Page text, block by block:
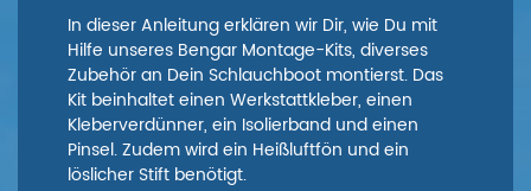
In dieser Anleitung erklären wir Dir, wie Du mit
Hilfe unseres Bengar Montage-Kits, diverses
Zubehör an Dein Schlauchboot montierst. Das
Kit beinhaltet einen Werkstattkleber, einen
Kleberverdünner, ein Isolierband und einen
Pinsel. Zudem wird ein Heißluftfön und ein
löslicher Stift benötigt.